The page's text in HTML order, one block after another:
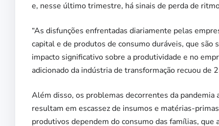
e, nesse último trimestre, há sinais de perda de
“As disfunções enfrentadas diariamente pelas
capital e de produtos de consumo duráveis, que
impacto significativo sobre a produtividade e no
adicionado da indústria de transformação recuou de
Além disso, os problemas decorrentes da pandemia
resultam em escassez de insumos e matérias-
produtivos dependem do consumo das famílias,